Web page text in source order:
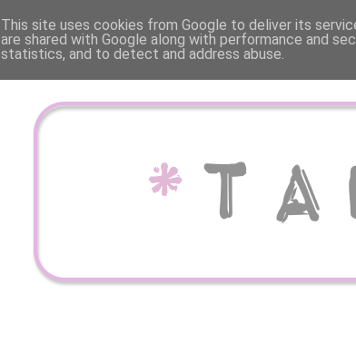
This site uses cookies from Google to deliver its
are shared with Google along with performance and
statistics, and to detect and address abuse.